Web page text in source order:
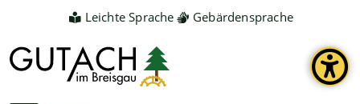
Leichte Sprache Gebärdensprache